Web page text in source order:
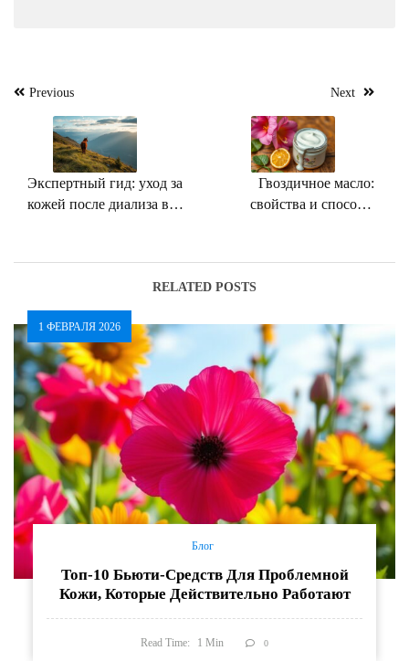
Навигация
записям
Previous
Экспертный гид: уход за
кожей после диализа в
Next
Гвоздичное масло:
свойства и способы
RELATED POSTS
1 ФЕВРАЛЯ 2026
Блог
Топ-10 Бьюти-Средств Для Проблемной
Кожи, Которые Действительно Работают
Read Time: 1Min 0